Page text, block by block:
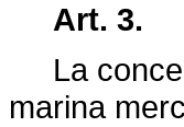
Art. 3.
La
marina